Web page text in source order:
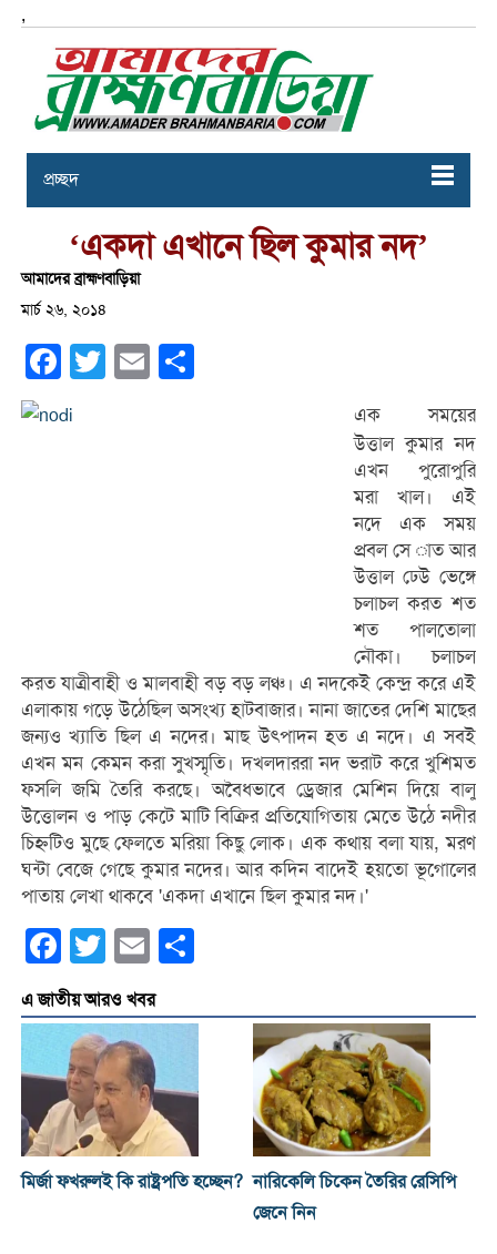
,
প্রচ্ছদ
‘একদা এখানে ছিল কুমার নদ’
আমাদের ব্রাহ্মণবাড়িয়া
মার্চ ২৬, ২০১৪
Facebook
Twitter Email
এক সময়ের
উত্তাল কুমার নদ
এখন পুরোপুরি
মরা খাল। এই
নদে এক সময়
প্রবল সে াত আর
উত্তাল ঢেউ ভেঙ্গে
চলাচল করত শত
শত পালতোলা
নৌকা। চলাচল
করত যাত্রীবাহী ও মালবাহী বড় বড় লঞ্চ। এ নদকেই কেন্দ্র করে এই
এলাকায় গড়ে উঠেছিল অসংখ্য হাটবাজার। নানা জাতের দেশি মাছের
জন্যও খ্যাতি ছিল এ নদের। মাছ উত্পাদন হত এ নদে। এ সবই
এখন মন কেমন করা সুখস্মৃতি। দখলদাররা নদ ভরাট করে খুশিমত
ফসলি জমি তৈরি করছে। অবৈধভাবে ড্রেজার মেশিন দিয়ে বালু
উত্তোলন ও পাড় কেটে মাটি বিক্রির প্রতিযোগিতায় মেতে উঠে নদীর
চিহ্নটিও মুছে ফেলতে মরিয়া কিছু লোক। এক কথায় বলা যায়, মরণ
ঘন্টা বেজে গেছে কুমার নদের। আর কদিন বাদেই হয়তো ভূগোলের
পাতায় লেখা থাকবে 'একদা এখানে ছিল কুমার নদ।'
Facebook
Twitter Email
এ জাতীয় আরও খবর
মির্জা ফখরুলই কি রাষ্ট্রপতি হচ্ছেন? নারিকেলি চিকেন তৈরির রেসিপি
জেনে নিন